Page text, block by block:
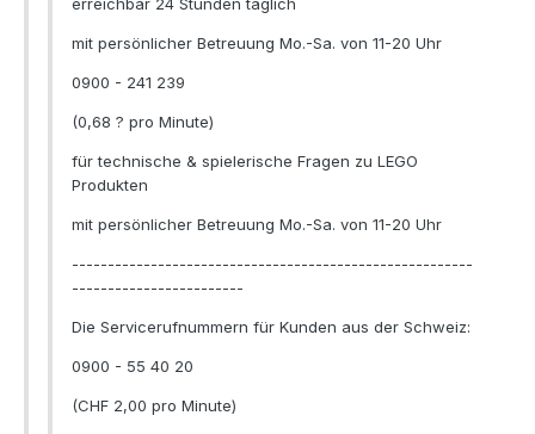
erreichbar 24 Stunden täglich
mit persönlicher Betreuung Mo.-Sa. von 11-20 Uhr
0900 - 241 239
(0,68 ? pro Minute)
für technische & spielerische Fragen zu LEGO
Produkten
mit persönlicher Betreuung Mo.-Sa. von 11-20 Uhr
--------------------------------------------------------
------------------------
Die Servicerufnummern für Kunden aus der Schweiz:
0900 - 55 40 20
(CHF 2,00 pro Minute)